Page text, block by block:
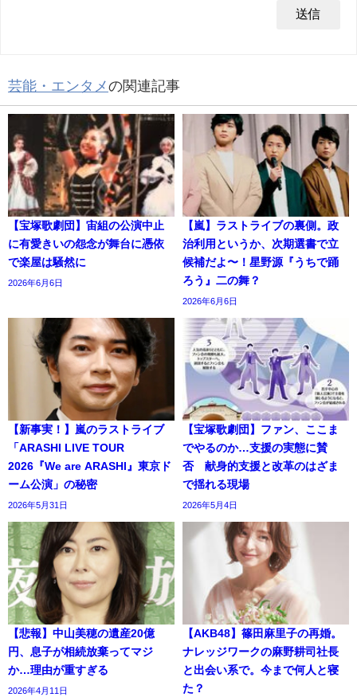
芸能・エンタメの関連記事
【宝塚歌劇団】宙組の公演中止
に有愛きいの怨念が舞台に憑依
で楽屋は騒然に
2026年6月6日
【嵐】ラストライブの裏側。政
治利用というか、次期選書で立
候補だよ〜！星野源『うちで踊
ろう』二の舞？
2026年6月6日
【新事実！】嵐のラストライブ
「ARASHI LIVE TOUR
2026『We are ARASHI』東京ド
ーム公演」の秘密
2026年5月31日
【宝塚歌劇団】ファン、ここま
でやるのか…支援の実態に賛
否 献身的支援と改革のはざま
で揺れる現場
2026年5月4日
【悲報】中山美穂の遺産20億
円、息子が相続放棄ってマジ
か…理由が重すぎる
2026年4月11日
【AKB48】篠田麻里子の再婚。
ナレッジワークの麻野耕司社長
と出会い系で。今まで何人と寝
た？